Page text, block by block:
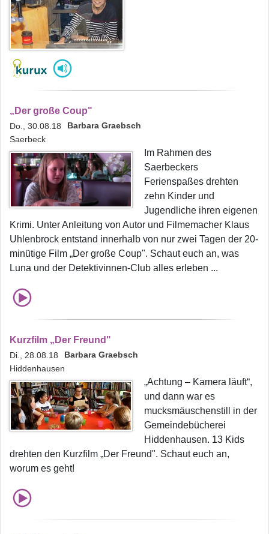
„Der große Coup"
Do., 30.08.18 Barbara Graebsch
Saerbeck
Im Rahmen des
Saerbeckers
Ferienspaßes drehten
zehn Kinder und
Jugendliche ihren eigenen
Krimi. Unter Anleitung von Autor und Filmemacher Klaus
Uhlenbrock entstand innerhalb von nur zwei Tagen der 20-
minütige Film „Der große Coup". Schaut euch an, was
Luna und der Detektivinnen-Club alles erleben ...
Kurzfilm „Der Freund"
Di., 28.08.18 Barbara Graebsch
Hiddenhausen
„Achtung – Kamera läuft“,
und dann war es
mucksmäuschenstill in der
Gemeindebücherei
Hiddenhausen. 13 Kids
drehten den Kurzfilm „Der Freund". Schaut euch an,
worum es geht!